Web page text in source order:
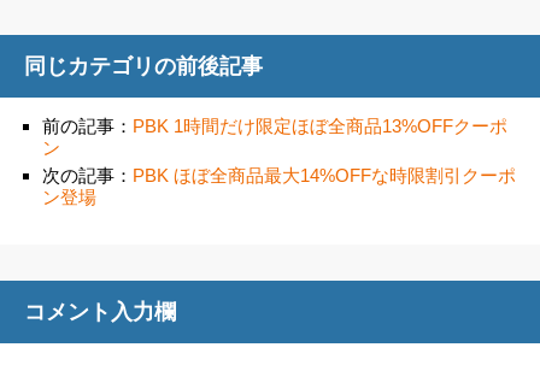
同じカテゴリの前後記事
前の記事： PBK 1時間だけ限定ほぼ全商品13%OFFクーポ
ン
次の記事： PBK ほぼ全商品最大14%OFFな時限割引クーポ
ン登場
コメント入力欄